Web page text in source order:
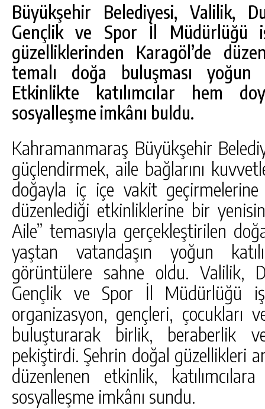
Büyükşehir Belediyesi, Valilik,
Gençlik ve Spor İl Müdürlüğü
güzelliklerinden Karagöl’de
temalı doğa buluşması yoğun
Etkinlikte katılımcılar hem
sosyalleşme imkânı buldu.
Kahramanmaraş Büyükşehir
güçlendirmek, aile bağlarını
doğayla iç içe vakit geçirmelerine
düzenlediği etkinliklerine bir
Aile” temasıyla gerçekleştirilen
yaştan vatandaşın yoğun
görüntülere sahne oldu. Valilik,
Gençlik ve Spor İl Müdürlüğü
organizasyon, gençleri, çocukları
buluşturarak birlik, beraberlik
pekiştirdi. Şehrin doğal güzellikleri
düzenlenen etkinlik,
sosyalleşme imkânı sundu.
GÜNLÜK HABER AKIŞI
GÖKSUN HAFIZLIK KIZ KUR’AN KURSU
ÖĞRENCILERINE DARENDE GEZISI.